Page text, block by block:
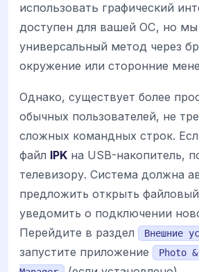
использовать графический
доступен для вашей ОС, но
универсальный метод через
окружение или сторонние
Однако, существует более
обычных пользователей, не
сложных командных строк.
файл IPK на USB-накопитель,
телевизору. Система должна
предложить открыть
уведомить о подключении
Перейдите в раздел
Внешние
запустите приложение
Photo